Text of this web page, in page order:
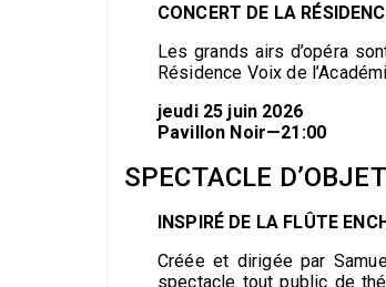
CONCERT DE LA
Les grands airs d’opéra
Résidence Voix de
jeudi 25 juin 2026
Pavillon Noir—21:00
SPECTACLE
INSPIRÉ DE LA FLÛTE
Créée et dirigée par
spectacle tout public de